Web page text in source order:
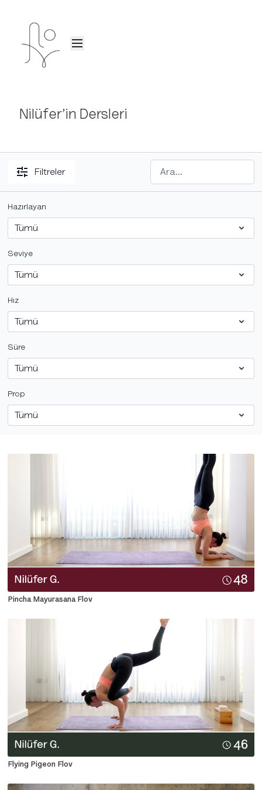
Nilüfer’in Dersleri
Filtreler
Hazırlayan
Seviye
Hız
Süre
Prop
Pincha Mayurasana Flov
Flying Pigeon Flov